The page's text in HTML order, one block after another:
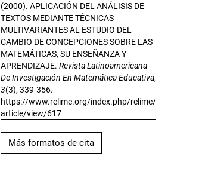
(2000). APLICACIÓN DEL ANÁLISIS DE
TEXTOS MEDIANTE TÉCNICAS
MULTIVARIANTES AL ESTUDIO DEL
CAMBIO DE CONCEPCIONES SOBRE LAS
MATEMÁTICAS, SU ENSEÑANZA Y
APRENDIZAJE. Revista Latinoamericana
De Investigación En Matemática Educativa,
3(3), 339-356.
https://www.relime.org/index.php/relime/
article/view/617
Más formatos de cita